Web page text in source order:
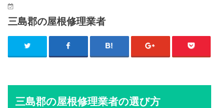
三島郡の屋根修理業者
三島郡の屋根修理業者の選び方